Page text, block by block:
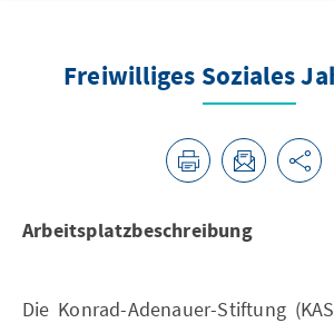
Freiwilliges Soziales
Arbeitsplatzbeschreibung
Die Konrad-Adenauer-Stiftung